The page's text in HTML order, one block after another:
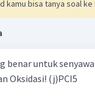
kamu bisa tanya soal
benar untuk
Oksidasi! (j)PCI5